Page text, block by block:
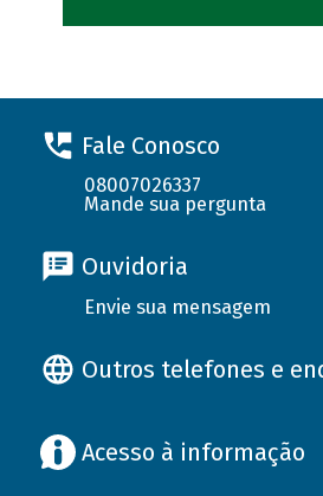
Fale Conosco
08007026337
Mande sua pergunta
Ouvidoria
Envie sua mensagem
Outros telefones e
Acesso à informação